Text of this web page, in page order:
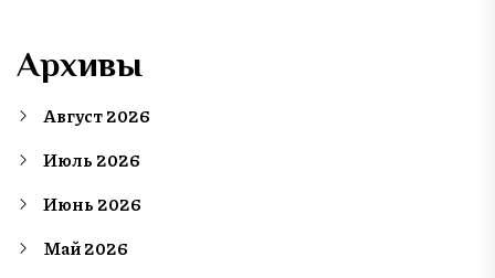
Архивы
Август 2026
Июль 2026
Июнь 2026
Май 2026